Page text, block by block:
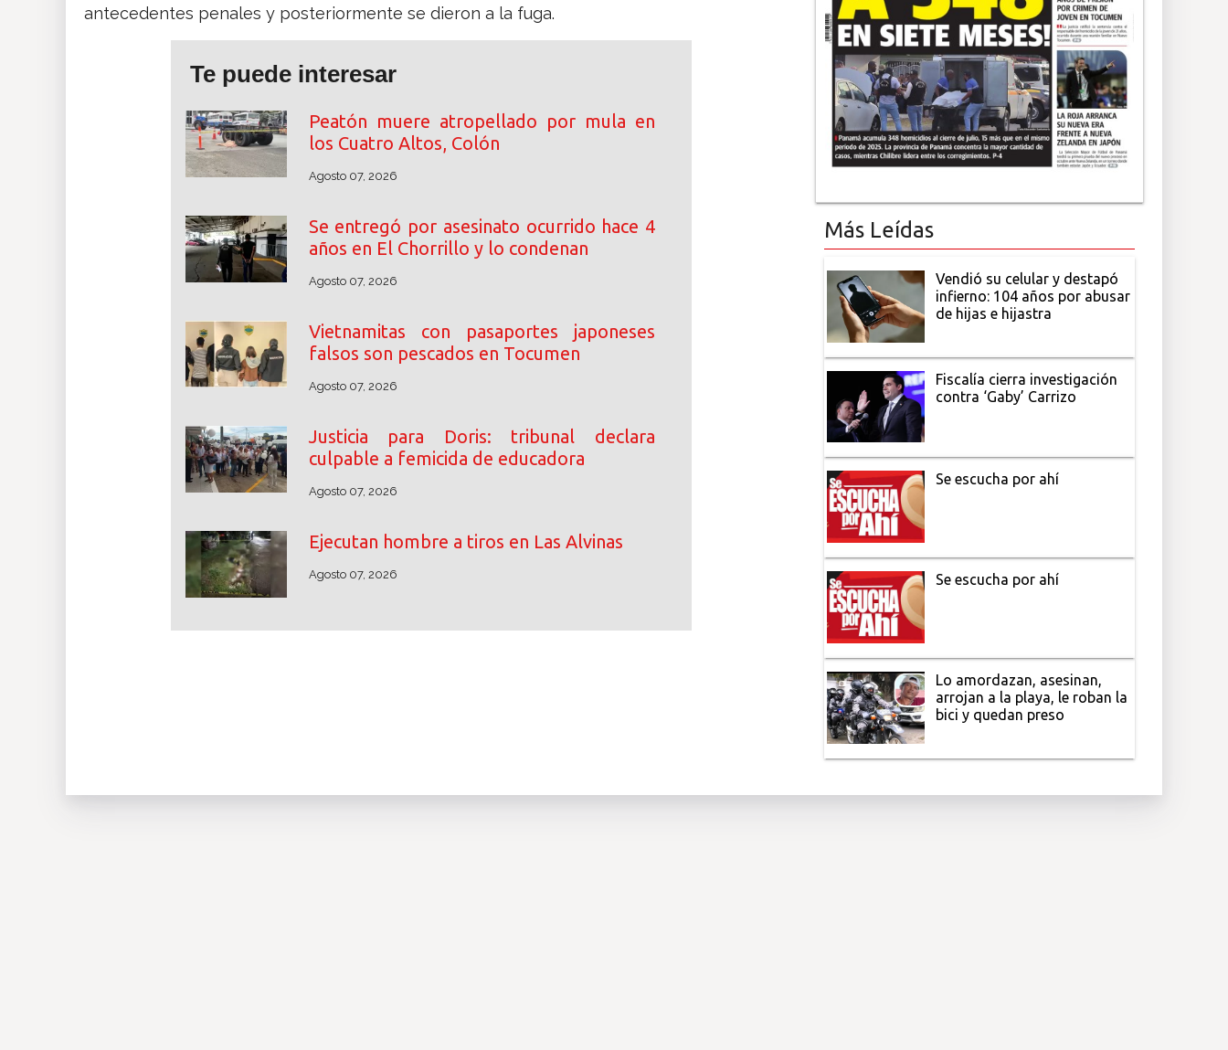
antecedentes penales y posteriormente se dieron a la fuga.
Te puede interesar
Peatón muere atropellado por mula en
los Cuatro Altos, Colón
Agosto 07, 2026
Se entregó por asesinato ocurrido hace 4
años en El Chorrillo y lo condenan
Agosto 07, 2026
Vietnamitas con pasaportes japoneses
falsos son pescados en Tocumen
Agosto 07, 2026
Justicia para Doris: tribunal declara
culpable a femicida de educadora
Agosto 07, 2026
Ejecutan hombre a tiros en Las Alvinas
Agosto 07, 2026
Más Leídas
Vendió su celular y destapó
infierno: 104 años por abusar
de hijas e hijastra
Fiscalía cierra investigación
contra ‘Gaby’ Carrizo
Se escucha por ahí
Se escucha por ahí
Lo amordazan, asesinan,
arrojan a la playa, le roban la
bici y quedan preso